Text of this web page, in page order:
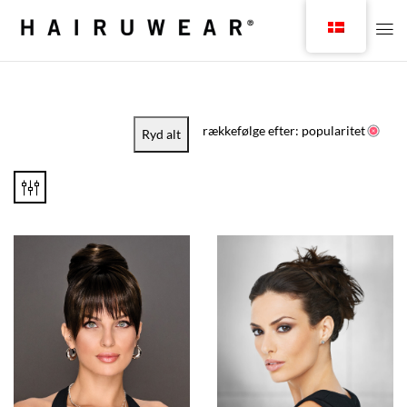
Ryd alt rækkefølge efter: popularitet